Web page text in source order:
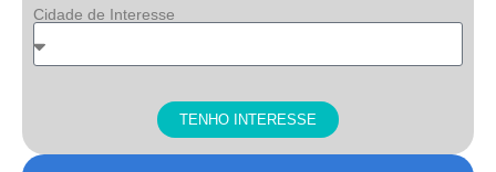
Cidade de Interesse
TENHO INTERESSE